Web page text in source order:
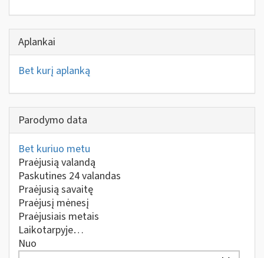
Aplankai
Bet kurį aplanką
Parodymo data
Bet kuriuo metu
Praėjusią valandą
Paskutines 24 valandas
Praėjusią savaitę
Praėjusį mėnesį
Praėjusiais metais
Laikotarpyje…
Nuo